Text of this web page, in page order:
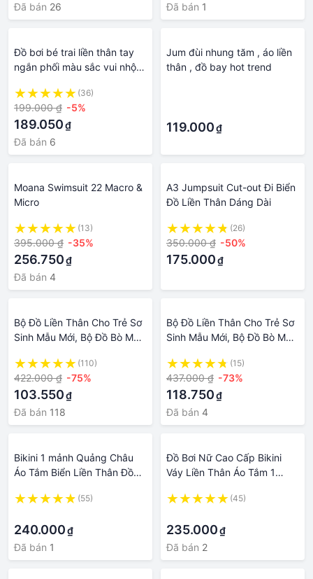
Đã bán 26
Đã bán 1
Đồ bơi bé trai liền thân tay
ngắn phối màu sắc vui nhộn
bé trai từ 9kg đến 36kg
(36)
199.000 ₫ -5%
189.050₫
Đã bán 6
Jum đùi nhung tăm , áo liền
thân , đồ bay hot trend
119.000₫
Moana Swimsuit 22 Macro &
Micro
(13)
395.000 ₫ -35%
256.750₫
Đã bán 4
A3 Jumpsuit Cut-out Đi Biển
Đồ Liền Thân Dáng Dài
(26)
350.000 ₫ -50%
175.000₫
Bộ Đồ Liền Thân Cho Trẻ Sơ
Sinh Mẫu Mới, Bộ Đồ Bò Mặc
Gái Giữ Ấm Mẫu Thu Đông
Dày Dặn Lót Nhung, Bộ Đồ
Cho Trẻ Sơ Sinh
(110)
422.000 ₫ -75%
103.550₫
Đã bán 118
Bộ Đồ Liền Thân Cho Trẻ Sơ
Sinh Mẫu Mới, Bộ Đồ Bò Mặc
Gái Giữ Ấm Mẫu Thu Đông
Dày Dặn Lót Nhung, Bộ Đồ
Cho Trẻ Sơ Sinh
(15)
437.000 ₫ -73%
118.750₫
Đã bán 4
Bikini 1 mảnh Quảng Châu
Áo Tắm Biển Liền Thân Đồ
Bụng Tôn Dáng Set Bikini Có
(55)
240.000₫
Đã bán 1
Đồ Bơi Nữ Cao Cấp Bikini
Váy Liền Thân Áo Tắm 1
Đi Biển Cao Cấp Quảng
(45)
235.000₫
Đã bán 2